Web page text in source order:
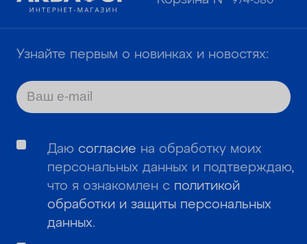
Узнайте первым о новинках и новостях:
Даю согласие на обработку моих
персональных данных и подтверждаю,
что я ознакомлен с политикой
обработки и защиты персональных
данных.